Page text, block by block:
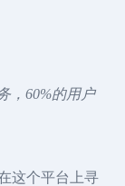
，60%的用户
这个平台上寻